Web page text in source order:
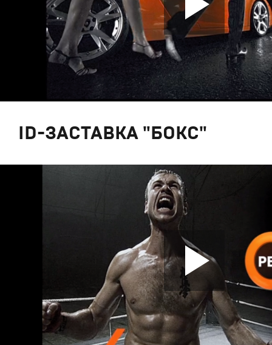
ID-ЗАСТАВКА "БОКС"